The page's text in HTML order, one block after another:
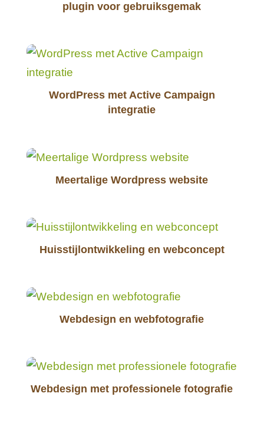
plugin voor gebruiksgemak
WordPress met Active Campaign
integratie
Meertalige Wordpress website
Huisstijlontwikkeling en webconcept
Webdesign en webfotografie
Webdesign met professionele fotografie